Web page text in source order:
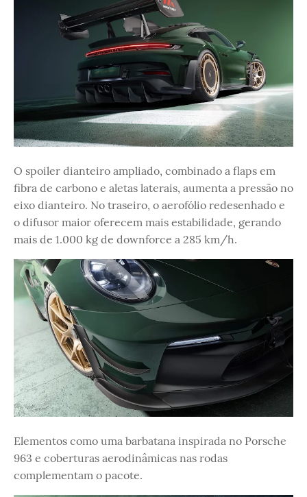
O spoiler dianteiro ampliado, combinado a flaps em
fibra de carbono e aletas laterais, aumenta a pressão no
eixo dianteiro. No traseiro, o aerofólio redesenhado e
o difusor maior oferecem mais estabilidade, gerando
mais de 1.000 kg de downforce a 285 km/h.
Elementos como uma barbatana inspirada no Porsche
963 e coberturas aerodinâmicas nas rodas
complementam o pacote.